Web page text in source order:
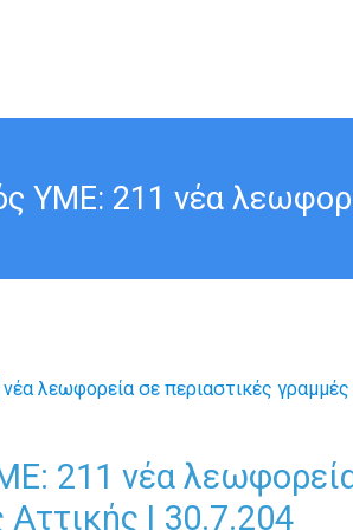
ΥΜΕ: 211 νέα
211 νέα
Αττικής | 30.7.204